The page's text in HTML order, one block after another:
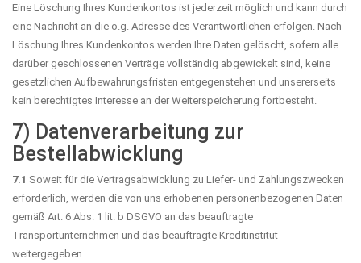
Eine Löschung Ihres Kundenkontos ist jederzeit möglich und kann durch
eine Nachricht an die o.g. Adresse des Verantwortlichen erfolgen. Nach
Löschung Ihres Kundenkontos werden Ihre Daten gelöscht, sofern alle
darüber geschlossenen Verträge vollständig abgewickelt sind, keine
gesetzlichen Aufbewahrungsfristen entgegenstehen und unsererseits
kein berechtigtes Interesse an der Weiterspeicherung fortbesteht.
7) Datenverarbeitung zur
Bestellabwicklung
7.1 Soweit für die Vertragsabwicklung zu Liefer- und Zahlungszwecken
erforderlich, werden die von uns erhobenen personenbezogenen Daten
gemäß Art. 6 Abs. 1 lit. b DSGVO an das beauftragte
Transportunternehmen und das beauftragte Kreditinstitut
weitergegeben.